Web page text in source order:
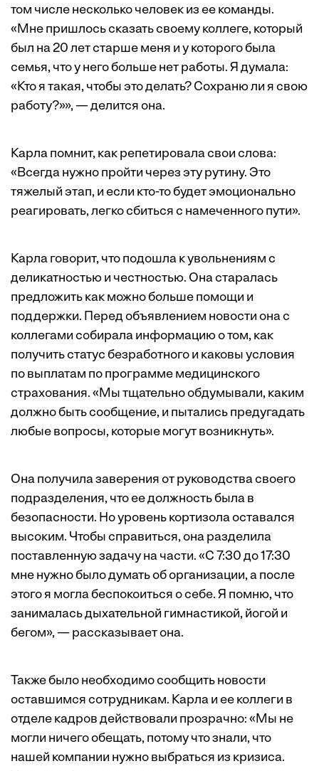
том числе несколько человек из ее команды.
«Мне пришлось сказать своему коллеге, который
был на 20 лет старше меня и у которого была
семья, что у него больше нет работы. Я думала:
«Кто я такая, чтобы это делать? Сохраню ли я свою
работу?»», — делится она.
Карла помнит, как репетировала свои слова:
«Всегда нужно пройти через эту рутину. Это
тяжелый этап, и если кто-то будет эмоционально
реагировать, легко сбиться с намеченного пути».
Карла говорит, что подошла к увольнениям с
деликатностью и честностью. Она старалась
предложить как можно больше помощи и
поддержки. Перед объявлением новости она с
коллегами собирала информацию о том, как
получить статус безработного и каковы условия
по выплатам по программе медицинского
страхования. «Мы тщательно обдумывали, каким
должно быть сообщение, и пытались предугадать
любые вопросы, которые могут возникнуть».
Она получила заверения от руководства своего
подразделения, что ее должность была в
безопасности. Но уровень кортизола оставался
высоким. Чтобы справиться, она разделила
поставленную задачу на части. «С 7:30 до 17:30
мне нужно было думать об организации, а после
этого я могла беспокоиться о себе. Я помню, что
занималась дыхательной гимнастикой, йогой и
бегом», — рассказывает она.
Также было необходимо сообщить новости
оставшимся сотрудникам. Карла и ее коллеги в
отделе кадров действовали прозрачно: «Мы не
могли ничего обещать, потому что знали, что
нашей компании нужно выбраться из кризиса.